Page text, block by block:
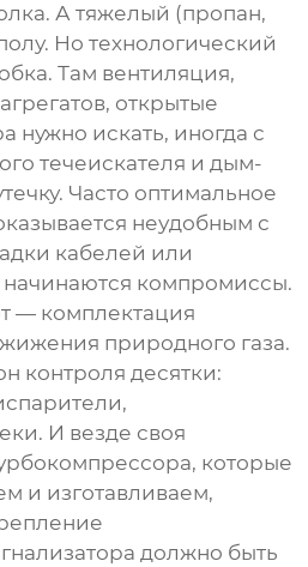
А тяжелый (пропан,
Но технологический
Там вентиляция,
открытые
нужно искать, иногда с
течеискателя и дым-
Часто оптимальное
неудобным с
кабелей или
начинаются компромиссы.
— комплектация
природного газа.
контроля десятки:
И везде своя
которые
и изготавливаем,
должно быть